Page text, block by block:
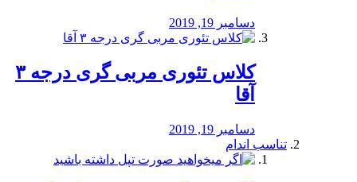
دسامبر 19, 2019
کلاس تئوری مربی گری درجه ۳
آقا
دسامبر 19, 2019
تناسب اندام